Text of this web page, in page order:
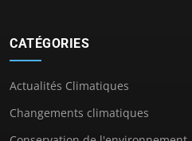
CATÉGORIES
Actualités Climatiques
Changements climatiques